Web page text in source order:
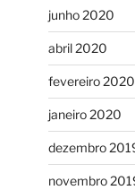
junho 2020
abril 2020
fevereiro 2020
janeiro 2020
dezembro
novembro